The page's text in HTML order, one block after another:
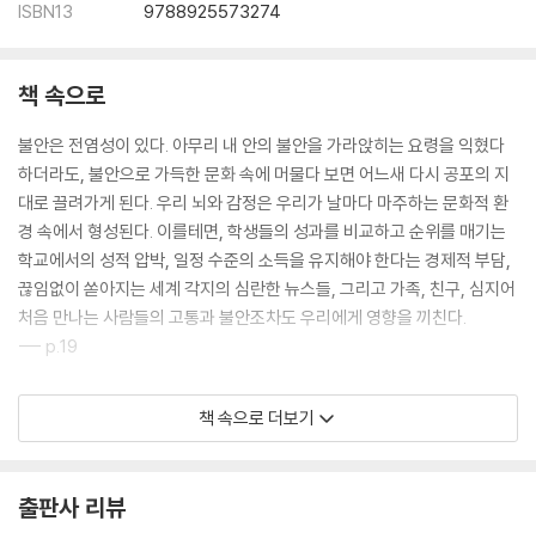
ISBN13
9788925573274
책 속으로
불안은 전염성이 있다. 아무리 내 안의 불안을 가라앉히는 요령을 익혔다
하더라도, 불안으로 가득한 문화 속에 머물다 보면 어느새 다시 공포의 지
대로 끌려가게 된다. 우리 뇌와 감정은 우리가 날마다 마주하는 문화적 환
경 속에서 형성된다. 이를테면, 학생들의 성과를 비교하고 순위를 매기는
학교에서의 성적 압박, 일정 수준의 소득을 유지해야 한다는 경제적 부담,
끊임없이 쏟아지는 세계 각지의 심란한 뉴스들, 그리고 가족, 친구, 심지어
처음 만나는 사람들의 고통과 불안조차도 우리에게 영향을 끼친다.
--- p.19
불안을 넘어서는 삶의 방식은 넘치는 해방감을 선사한다. 그 결과 우리는
생각보다 훨씬 다양한 자유를 누릴 수 있다. 지금 내면에서 경험하는 평화
사람으로서 사회의 갖가지 압박을 감당할 자유가 생긴다. 또한 두려움으로
책 속으로 더보기
출판사 리뷰